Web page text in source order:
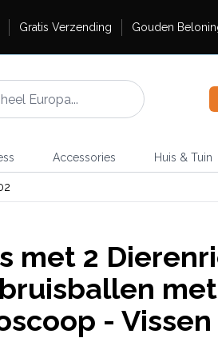
Gratis Verzending Gouden
Accessories Huis & Tuin
met 2
met
- Vissen